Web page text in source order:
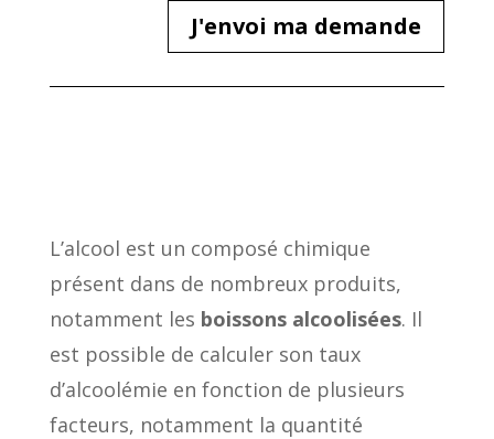
J'envoi ma demande
L’alcool est un composé chimique
présent dans de nombreux produits,
notamment les boissons alcoolisées. Il
est possible de calculer son taux
d’alcoolémie en fonction de plusieurs
facteurs, notamment la quantité